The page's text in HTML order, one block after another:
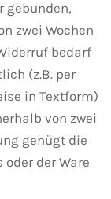
gebunden,
zwei Wochen
bedarf
(z.B. per
in Textform)
von zwei
genügt die
der Ware